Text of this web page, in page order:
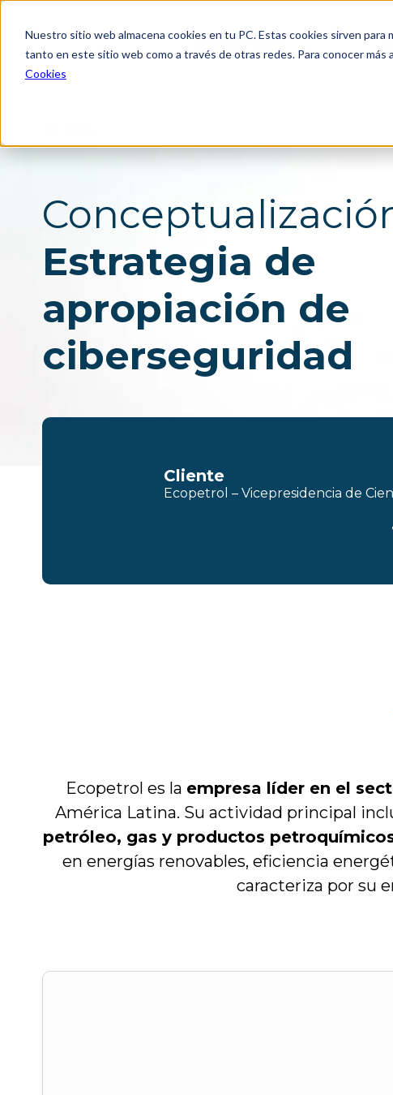
Nuestro sitio web almacena cookies en tu PC. Estas cookies sirven
tanto en este sitio web como a través de otras redes. Para conocer más
Cookies
negocio
Diseño de estrategia de
omnicanalidad y canales
Experiencia para múltiples
stakeholders
Producto digital
Experimentos y validación con
usuarios
Estrategia de
apropiación de
ciberseguridad
Cliente
Ecopetrol – Vicepresidencia de
Ecopetrol es la empresa líder en el
América Latina. Su actividad principal
petróleo, gas y productos
en energías renovables, eficiencia
caracteriza por su